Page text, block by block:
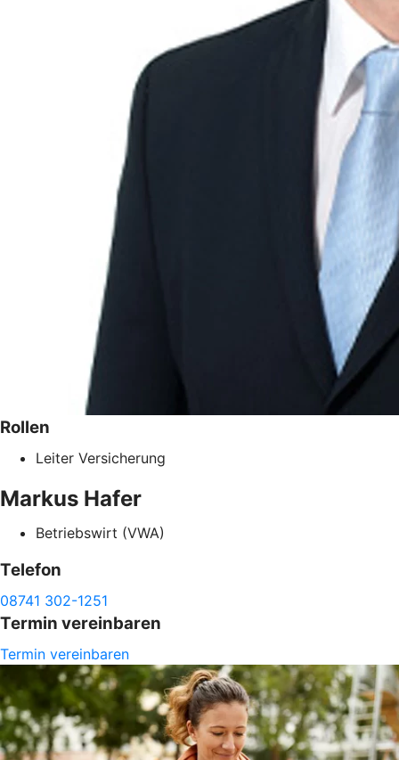
Rollen
Leiter Versicherung
Markus Hafer
Betriebswirt (VWA)
Telefon
08741 302-1251
Termin vereinbaren
Termin vereinbaren